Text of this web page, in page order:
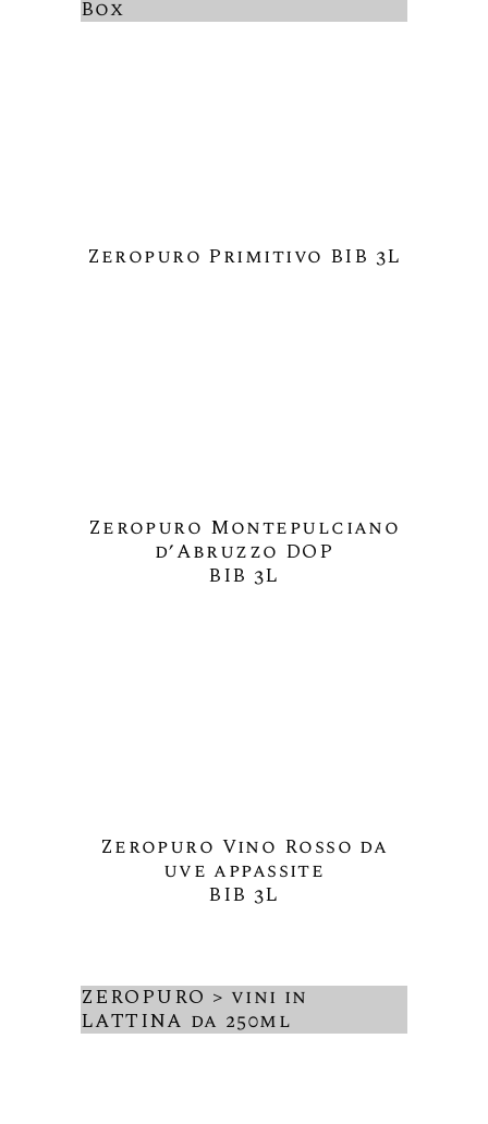
Box
Zeropuro Primitivo BIB 3L
Zeropuro Montepulciano
d’Abruzzo DOP
BIB 3L
Zeropuro Vino Rosso da
uve appassite
BIB 3L
ZEROPURO > vini in
LATTINA da 250ml